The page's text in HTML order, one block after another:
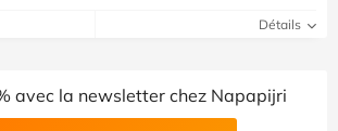
Détails
avec la newsletter chez Napapijri